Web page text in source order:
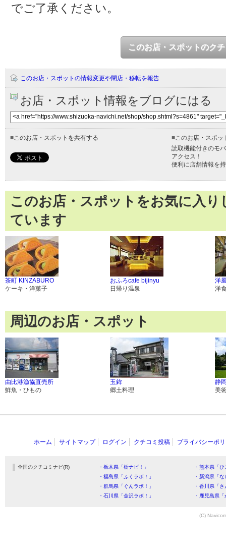
でご了承ください。
このお店・スポットのク
このお店・スポットの情報変更や閉店・移転を報告
お店・スポット情報をブログにはる
■ このお店・スポットを共有する ■ このお店・スポ
読取機能付きのモ
アクセス！
便利に店舗情報を
このお店・スポットをお気に入
ています
茶町 KINZABURO
ケーキ・洋菓子
おふろcafe bijinyu
日帰り温泉
洋
洋
周辺のお店・スポット
由比港漁協直売所
鮮魚・ひもの
玉鉾
郷土料理
静
美
ホーム サイトマップ ログイン クチコミ投稿 プライバシーポ
全国のクチコミナビ(R) ・栃木県「栃ナビ！」
・熊本県「
・福島県「ふくラボ！」
・新潟県「
・群馬県「ぐんラボ！」
・香川県「
・石川県「金沢ラボ！」
・鹿児島県
(C)